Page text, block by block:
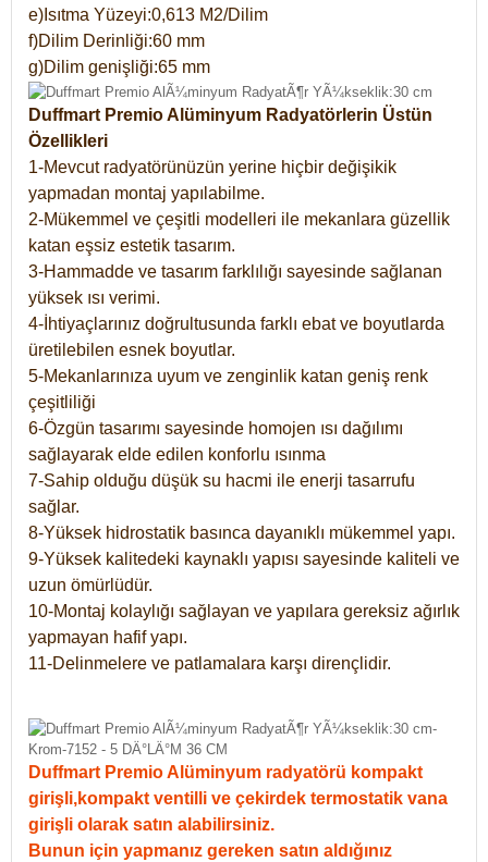
e)Isıtma Yüzeyi:0,613 M2/Dilim
f)Dilim Derinliği:60 mm
g)Dilim genişliği:65 mm
Duffmart Premio Alüminyum Radyatörlerin Üstün
Özellikleri
1-Mevcut radyatörünüzün yerine hiçbir değişikik
yapmadan montaj yapılabilme.
2-Mükemmel ve çeşitli modelleri ile mekanlara güzellik
katan eşsiz estetik tasarım.
3-Hammadde ve tasarım farklılığı sayesinde sağlanan
yüksek ısı verimi.
4-İhtiyaçlarınız doğrultusunda farklı ebat ve boyutlarda
üretilebilen esnek boyutlar.
5-Mekanlarınıza uyum ve zenginlik katan geniş renk
çeşitliliği
6-Özgün tasarımı sayesinde homojen ısı dağılımı
sağlayarak elde edilen konforlu ısınma
7-Sahip olduğu düşük su hacmi ile enerji tasarrufu
sağlar.
8-Yüksek hidrostatik basınca dayanıklı mükemmel yapı.
9-Yüksek kalitedeki kaynaklı yapısı sayesinde kaliteli ve
uzun ömürlüdür.
10-Montaj kolaylığı sağlayan ve yapılara gereksiz ağırlık
yapmayan hafif yapı.
11-Delinmelere ve patlamalara karşı dirençlidir.
Duffmart Premio Alüminyum radyatörü kompakt
girişli,kompakt ventilli ve çekirdek termostatik vana
girişli olarak satın alabilirsiniz.
Bunun için yapmanız gereken satın aldığınız